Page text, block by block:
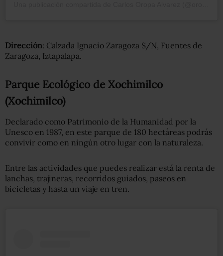
Dirección: Calzada Ignacio Zaragoza S/N, Fuentes de
Zaragoza, Iztapalapa.
Parque Ecológico de Xochimilco
(Xochimilco)
Declarado como Patrimonio de la Humanidad por la
Unesco en 1987, en este parque de 180 hectáreas podrás
convivir como en ningún otro lugar con la naturaleza.
Entre las actividades que puedes realizar está la renta de
lanchas, trajineras, recorridos guiados, paseos en
bicicletas y hasta un viaje en tren.